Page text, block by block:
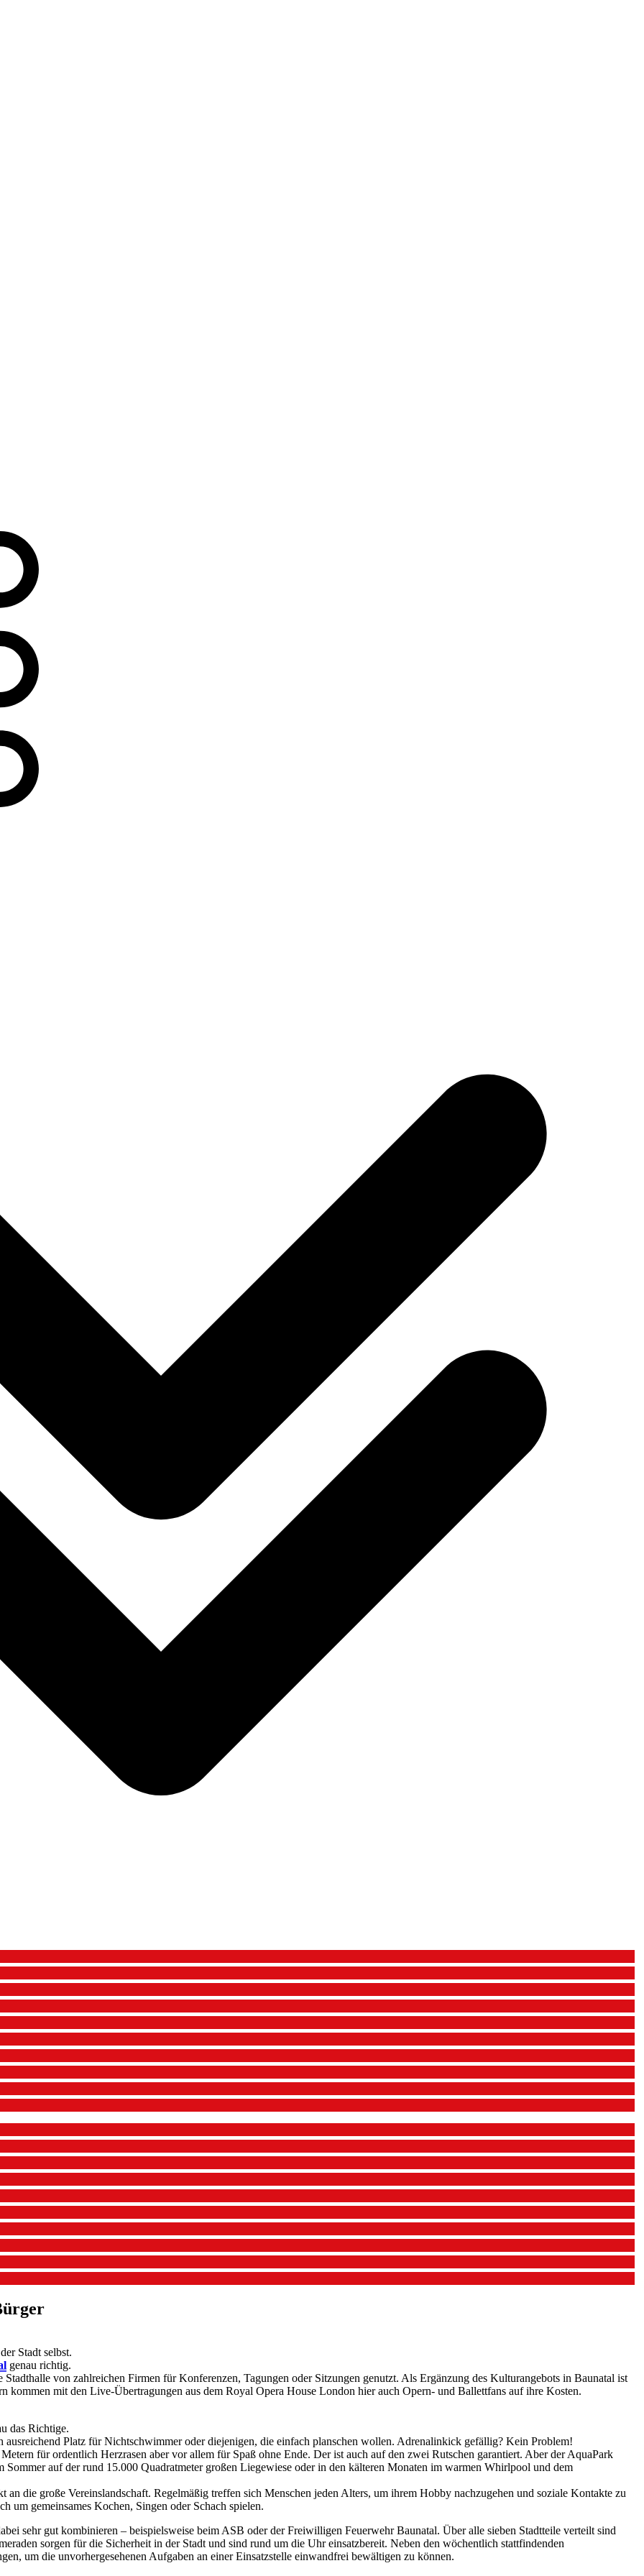
Stadt selbst.
genau richtig.
von zahlreichen Firmen für Konferenzen, Tagungen oder Sitzungen genutzt. Als Ergänzung des Kulturangebots in Baunatal ist
kommen mit den Live-Übertragungen aus dem Royal Opera House London hier auch Opern- und Ballettfans auf ihre Kosten.
das Richtige.
Platz für Nichtschwimmer oder diejenigen, die einfach planschen wollen. Adrenalinkick gefällig? Kein Problem!
für ordentlich Herzrasen aber vor allem für Spaß ohne Ende. Der ist auch auf den zwei Rutschen garantiert. Aber der AquaPark
Sommer auf der rund 15.000 Quadratmeter großen Liegewiese oder in den kälteren Monaten im warmen Whirlpool und dem
die große Vereinslandschaft. Regelmäßig treffen sich Menschen jeden Alters, um ihrem Hobby nachzugehen und soziale Kontakte zu
um gemeinsames Kochen, Singen oder Schach spielen.
sehr gut kombinieren – beispielsweise beim ASB oder der Freiwilligen Feuerwehr Baunatal. Über alle sieben Stadtteile verteilt sind
sorgen für die Sicherheit in der Stadt und sind rund um die Uhr einsatzbereit. Neben den wöchentlich stattfindenden
um die unvorhergesehenen Aufgaben an einer Einsatzstelle einwandfrei bewältigen zu können.